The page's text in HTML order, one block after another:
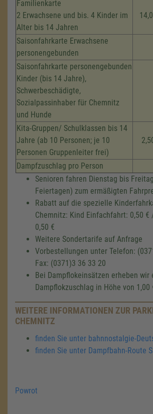
Familienkarte
2 Erwachsene und bis. 4 Kinder im
Alter bis 14 Jahren
Saisonfahrkarte Erwachsene
personengebunden
Saisonfahrkarte personengebunden
Kinder (bis 14 Jahre),
Schwerbeschädigte,
Sozialpassinhaber für Chemnitz
und Hunde
Kita-Gruppen/ Schulklassen bis 14
Jahre (ab 10 Personen; je 10
Personen Gruppenleiter frei)
Dampfzuschlag pro Person
Senioren fahren Dienstag bis
Feiertagen) zum ermäßigten
Rabatt auf die spezielle
Chemnitz: Kind Einfachfahrt: 0,50 €
0,50 €
Weitere Sondertarife auf Anfrage
Vorbestellungen unter Telefon:
Fax: (0371)3 36 33 20
Bei Dampflokeinsätzen erheben wir
Dampflokzuschlag in Höhe von 1,00
WEITERE INFORMATIONEN ZUR
CHEMNITZ
finden Sie unter bahnnostalgie-
finden Sie unter Dampfbahn-Route
Powrot